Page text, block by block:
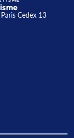
Cedex 13